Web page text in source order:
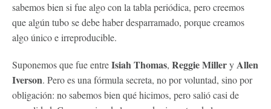
sabemos bien si fue algo con la tabla periódica, pero creemos
que algún tubo se debe haber desparramado, porque creamos
algo único e irreproducible.
Suponemos que fue entreIsiah Thomas, Reggie MilleryAllen
Iverson. Pero es una fórmula secreta, no por voluntad, sino por
obligación: no sabemos bien qué hicimos, pero salió casi de